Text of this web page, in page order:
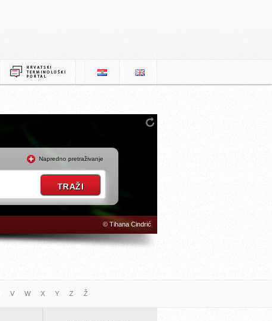
Napredno pretraživanje
© Tihana Cindrić
V W X Y Z Ž